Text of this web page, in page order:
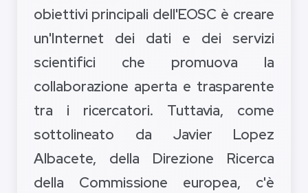
obiettivi principali dell'EOSC è creare
un'Internet dei dati e dei servizi
scientifici che promuova la
collaborazione aperta e trasparente
tra i ricercatori. Tuttavia, come
sottolineato da Javier Lopez
Albacete, della Direzione Ricerca
della Commissione europea, c'è